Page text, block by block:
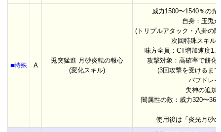
■特殊 A
兎突猛進 月砂炎転の報心
(変化スキル)
威力1500〜1540％の光
自身：玉兎
(トリプルアタック・八卦の
次回特殊スキル
味方全員：CT増加速度
攻撃対象：高確率で餅化
(3回攻撃を受けるま
バフドレ
失神の追加
闇属性の敵：威力320〜
使用後は「炎光月砂